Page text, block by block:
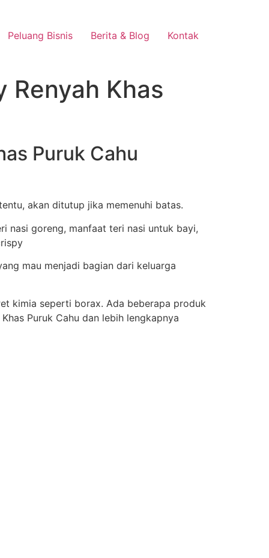
Peluang Bisnis Berita & Blog Kontak
Renyah Khas
Puruk Cahu
akan ditutup jika memenuhi batas.
mau menjadi bagian dari keluarga
kimia seperti borax. Ada beberapa produk
Puruk Cahu dan lebih lengkapnya